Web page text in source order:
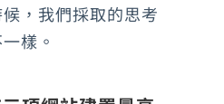
，我們採取的思考
樣。